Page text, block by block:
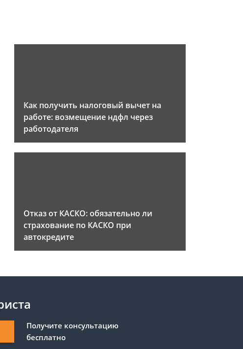
Как получить налоговый вычет на
работе: возмещение ндфл через
работодателя
Отказ от КАСКО: обязательно ли
страхование по КАСКО при
автокредите
Получите консультацию
бесплатно